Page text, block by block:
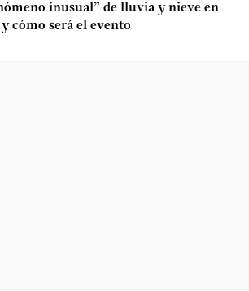
inusual” de lluvia y nieve en
cómo será el evento